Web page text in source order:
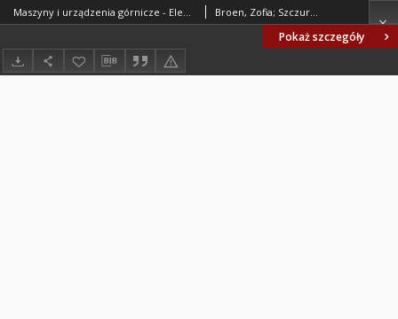
Pokaż szczegóły
Maszyny i urządzenia górnicze - Elektryczne układy zasilania i sterowania - Wymagania BN-89/1705-54 Broen, Zofia; Szczurek, Andrzej; Skrzydło, Robert; Centrum Mechanizacji Górnictwa KOMAG. Oprac.